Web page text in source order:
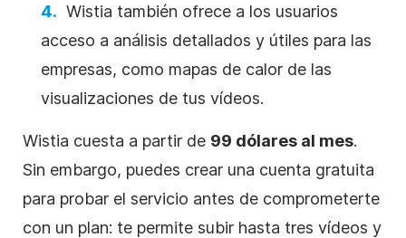
Wistia también ofrece a los usuarios
acceso a análisis detallados y útiles para las
empresas, como mapas de calor de las
visualizaciones de tus vídeos.
Wistia cuesta a partir de 99 dólares al mes.
Sin embargo, puedes crear una cuenta gratuita
para probar el servicio antes de comprometerte
con un plan: te permite subir hasta tres vídeos y